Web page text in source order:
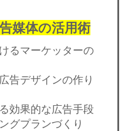
媒体の活用術
るマーケッターの
告デザインの作り
効果的な広告手段
グプランづくり